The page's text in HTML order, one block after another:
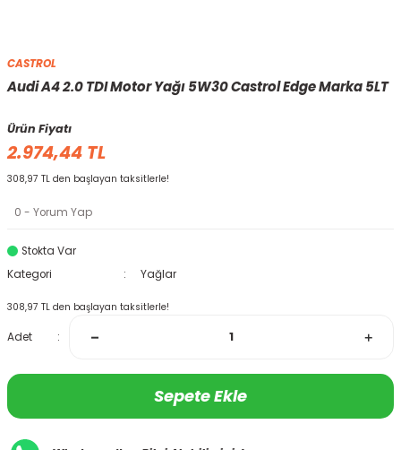
CASTROL
Audi A4 2.0 TDI Motor Yağı 5W30 Castrol Edge Marka 5LT
Ürün Fiyatı
2.974,44 TL
308,97 TL den başlayan taksitlerle!
0 - Yorum Yap
Stokta Var
Kategori
Yağlar
308,97 TL den başlayan taksitlerle!
Adet
Sepete Ekle